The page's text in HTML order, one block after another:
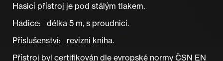
Hasicí přístroj je pod stálým tlakem.
Hadice: délka 5 m, s proudnicí.
Příslušenství: revizní kniha.
Přístroj byl certifikován dle evropské normy ČSN EN